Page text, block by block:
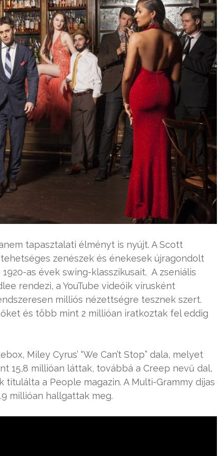
tapasztalati élményt is nyújt. A Scott
zenészek és énekesek újragondolt
as évek swing-klasszikusait. A zseniális
rendezi, a YouTube videóik vírusként
milliós nézettségre tesznek szert.
és több mint 2 millióan iratkoztak fel eddig
Miley Cyrus’ “We Can’t Stop” dala, melyet
15,8 millióan láttak, továbbá a Creep nevű dal,
a People magazin. A Multi-Grammy díjas
millióan hallgattak meg.